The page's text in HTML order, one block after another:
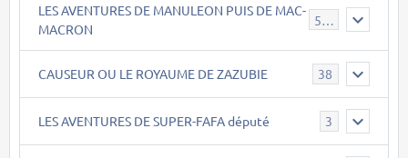
LES AVENTURES DE MANULEON PUIS DE MAC-
MACRON
543
CAUSEUR OU LE ROYAUME DE ZAZUBIE 38
LES AVENTURES DE SUPER-FAFA député 3